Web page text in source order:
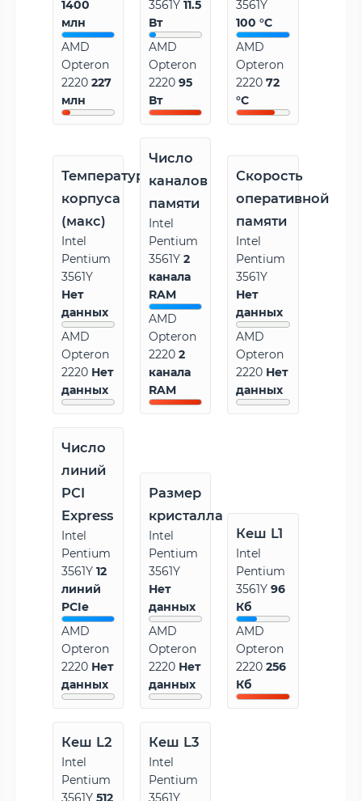
1400
млн
AMD
Opteron
2220 227
млн
3561Y11.5
Вт
AMD
Opteron
222095
Вт
3561Y
100 °C
AMD
Opteron
222072
°C
Температура
корпуса
(макс)
Intel
Pentium
3561Y
Нет
данных
AMD
Opteron
2220 Нет
данных
Число
каналов
памяти
Intel
Pentium
3561Y2
канала
RAM
AMD
Opteron
22202
канала
RAM
Скорость
оперативной
памяти
Intel
Pentium
3561Y
Нет
данных
AMD
Opteron
2220 Нет
данных
Число
линий
PCI
Express
Intel
Pentium
3561Y 12
линий
PCIe
AMD
Opteron
2220 Нет
данных
Размер
кристалла
Intel
Pentium
3561Y
Нет
данных
AMD
Opteron
2220 Нет
данных
Кеш L1
Intel
Pentium
3561Y96
Кб
AMD
Opteron
2220256
Кб
Кеш L2
Intel
Pentium
3561Y 512
Кеш L3
Intel
Pentium
3561Y